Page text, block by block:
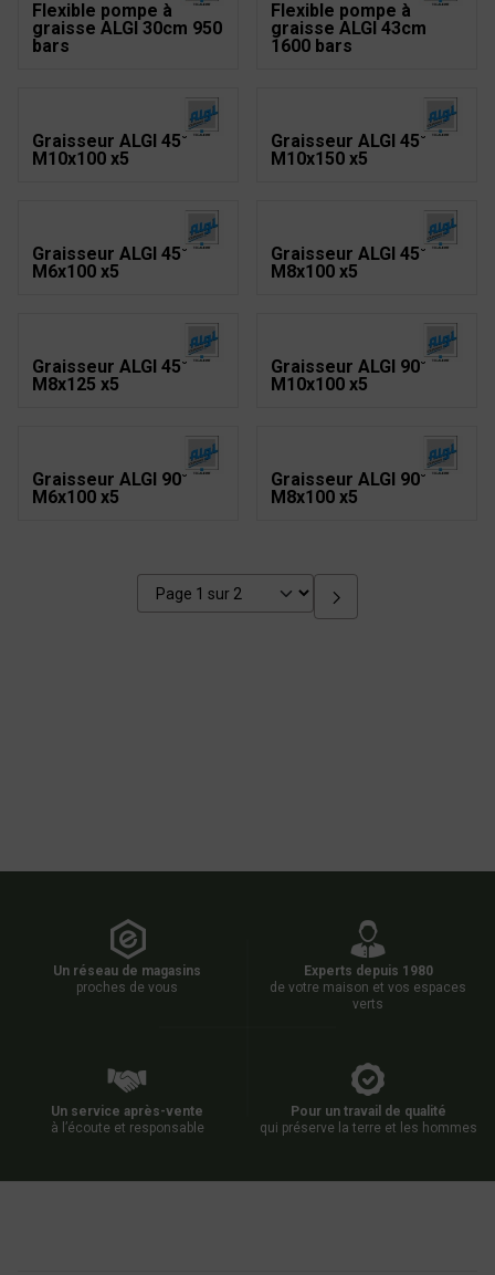
Flexible pompe à
graisse ALGI 30cm 950
bars
Flexible pompe à
graisse ALGI 43cm
1600 bars
Graisseur ALGI 45°
M10x100 x5
Graisseur ALGI 45°
M10x150 x5
Graisseur ALGI 45°
M6x100 x5
Graisseur ALGI 45°
M8x100 x5
Graisseur ALGI 45°
M8x125 x5
Graisseur ALGI 90°
M10x100 x5
Graisseur ALGI 90°
M6x100 x5
Graisseur ALGI 90°
M8x100 x5
Un réseau de magasins
proches de vous
Experts depuis 1980
de votre maison et vos espaces
verts
Un service après-vente
à l’écoute et responsable
Pour un travail de qualité
qui préserve la terre et les hommes